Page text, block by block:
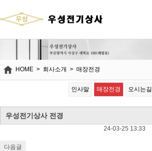
HOME > 회사소개 > 매장전경
개
인사말 매장전경 오시는길
우성전기상사 전경
24-03-25 13:33
다음글